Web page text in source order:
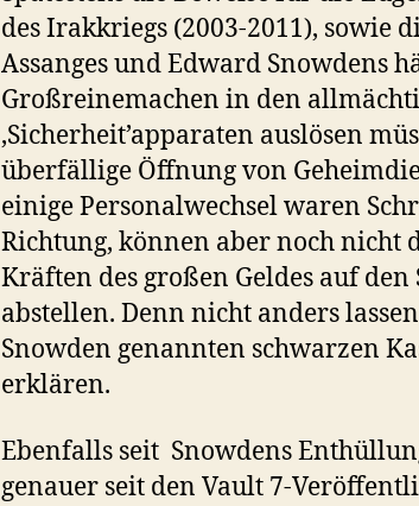
des Irakkriegs (2003-2011), sowie
Assanges und Edward Snowdens
Großreinemachen in den
‚Sicherheit’apparaten auslösen
überfällige Öffnung von
einige Personalwechsel waren
Richtung, können aber noch nicht
Kräften des großen Geldes auf
abstellen. Denn nicht anders
Snowden genannten schwarzen
erklären.
Ebenfalls seit Snowdens
genauer seit den Vault 7-